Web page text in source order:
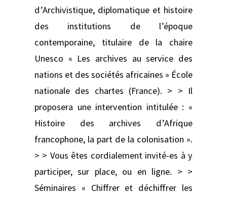
d’Archivistique, diplomatique et histoire
des institutions de l’époque
contemporaine, titulaire de la chaire
Unesco « Les archives au service des
nations et des sociétés africaines » École
nationale des chartes (France). > > Il
proposera une intervention intitulée : «
Histoire des archives d’Afrique
francophone, la part de la colonisation ».
> > Vous êtes cordialement invité-es à y
participer, sur place, ou en ligne. > >
Séminaires « Chiffrer et déchiffrer les